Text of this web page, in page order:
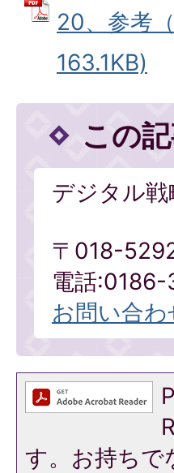
20、参考
163.1KB)
この
デジタル
〒018-
電話
お問い合
す。お持ちで